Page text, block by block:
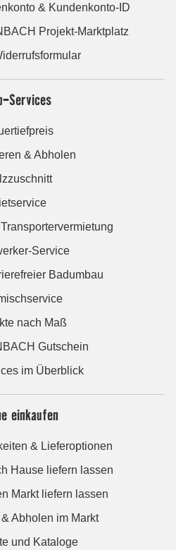
& Kundenkonto-ID
Projekt-Marktplatz
Services
& Abholen
Service
Badumbau
nach Maß
Gutschein
im Überblick
einkaufen
& Lieferoptionen
Hause liefern lassen
Markt liefern lassen
Abholen im Markt
und Kataloge